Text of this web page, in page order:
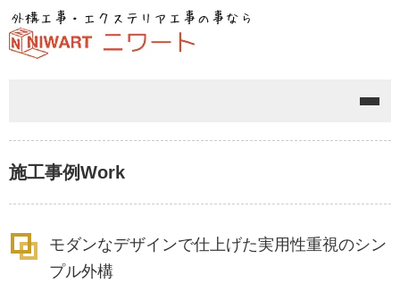
メニ
施工事例Work
モダンなデザインで仕上げた実用性重視のシン
プル外構